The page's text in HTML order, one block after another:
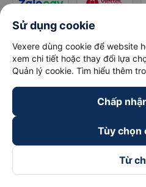
Sử dụng cookie
Vexere dùng cookie để website
xem chi tiết hoặc thay đổi lựa
Quản lý cookie. Tìm hiểu thêm
Chấp
Tùy chọn
Từ